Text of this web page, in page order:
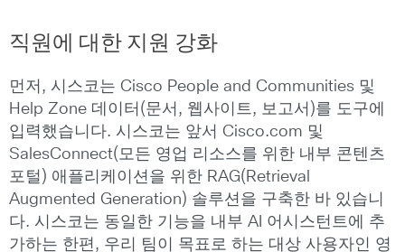
직원에 대한 지원 강화
먼저, 시스코는 Cisco People and Communities 및
Help Zone 데이터(문서, 웹사이트, 보고서)를 도구에
입력했습니다. 시스코는 앞서 Cisco.com 및
SalesConnect(모든 영업 리소스를 위한 내부 콘텐츠
포털) 애플리케이션을 위한 RAG(Retrieval
Augmented Generation) 솔루션을 구축한 바 있습니
다. 시스코는 동일한 기능을 내부 AI 어시스턴트에 추
가하는 한편, 우리 팀이 목표로 하는 대상 사용자인 영